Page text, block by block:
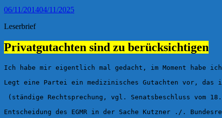
06/11/201404/11/2025
Leserbrief
Privatgutachten sind zu berücksichtigen
Ich habe mir eigentlich mal gedacht, im Moment habe
Legt eine Partei ein medizinisches Gutachten vor, das
(ständige Rechtsprechung, vgl. Senatsbeschluss vom
Entscheidung des EGMR in der Sache Kutzner ./.